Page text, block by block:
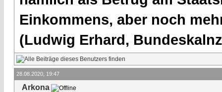
Einkommens, aber noch
(Ludwig Erhard,
28.08.2020, 19:47
Arkona